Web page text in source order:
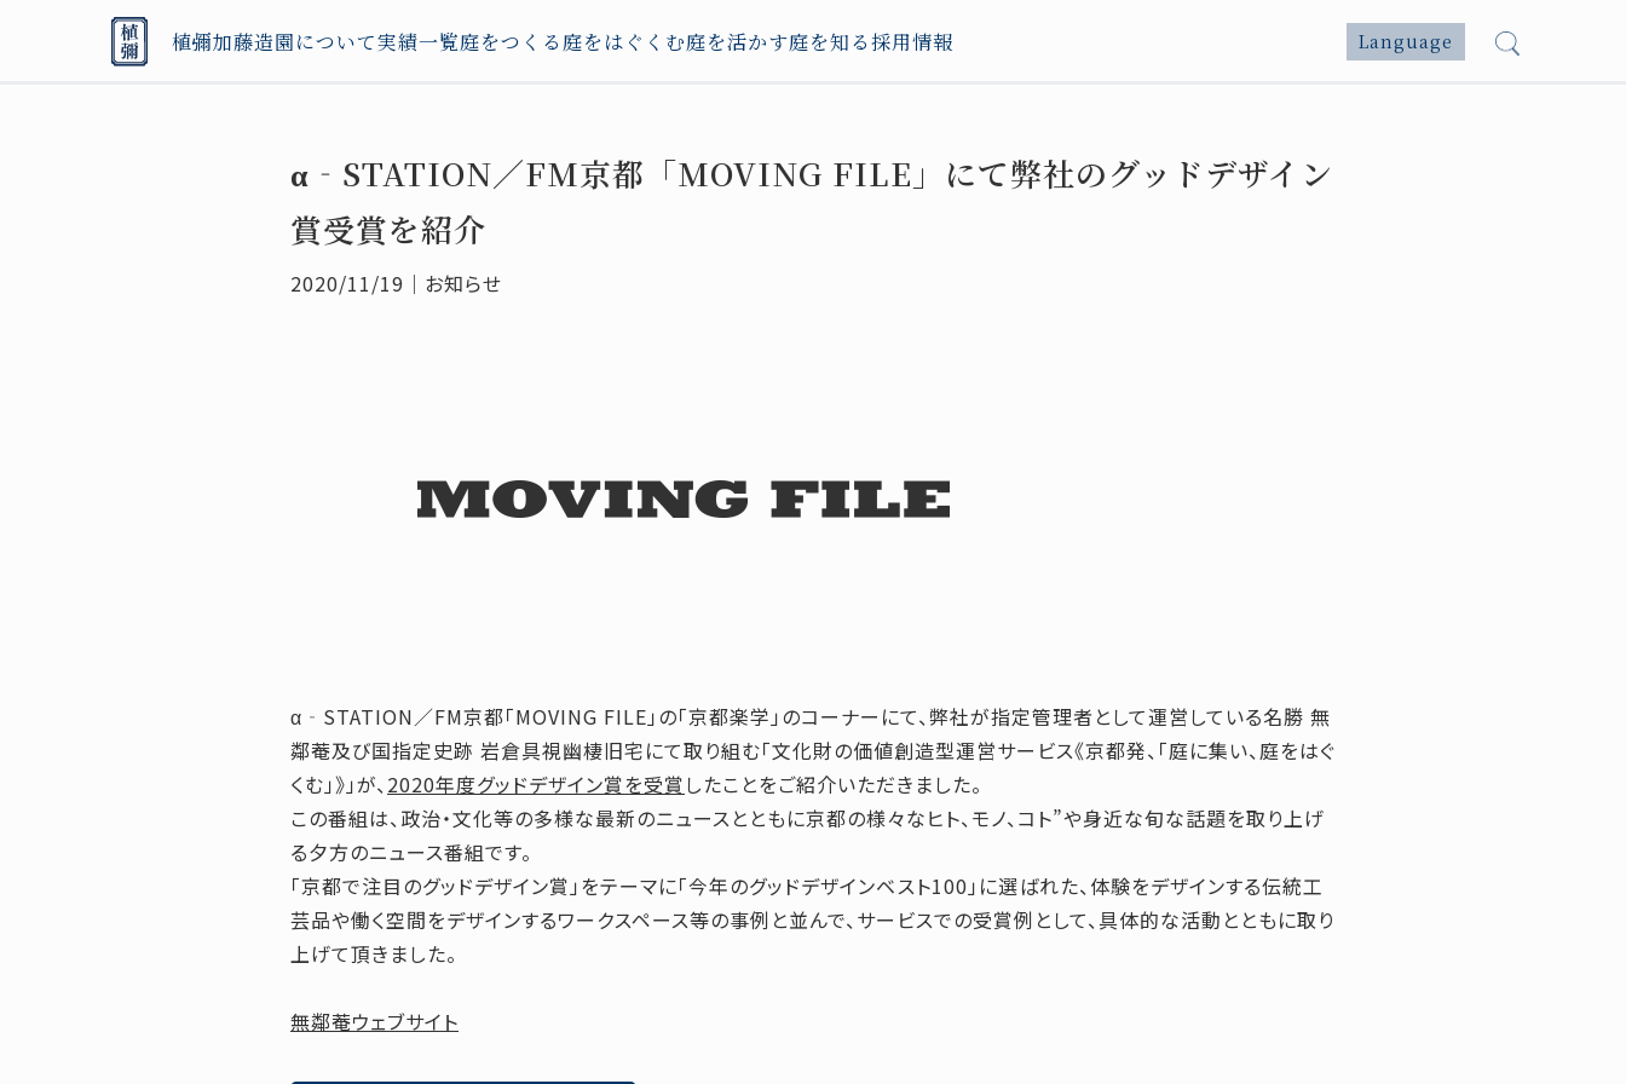
Language
植彌加藤造園について実績一覧庭をつくる 庭をはぐくむ庭を活かす庭を知る採用情報
α‐STATION／FM京都「MOVING FILE」にて弊社のグッドデザイン
賞受賞を紹介
2020/11/19 ｜ お知らせ
α‐STATION／FM京都「MOVING FILE」の「京都楽学」のコーナーにて、弊社が指定管理者として運営している名勝 無
鄰菴及び国指定史跡 岩倉具視幽棲旧宅にて取り組む「文化財の価値創造型運営サービス《京都発、「庭に集い、庭をはぐ
くむ」》」が、2020年度グッドデザイン賞を受賞したことをご紹介いただきました。
この番組は、政治・文化等の多様な最新のニュースとともに京都の様々なヒト、モノ、コト”や身近な旬な話題を取り上げ
る夕方のニュース番組です。
「京都で注目のグッドデザイン賞」をテーマに「今年のグッドデザインベスト100」に選ばれた、体験をデザインする伝統工
芸品や働く空間をデザインするワークスペース等の事例と並んで、サービスでの受賞例として、具体的な活動とともに取り
上げて頂きました。
無鄰菴ウェブサイト